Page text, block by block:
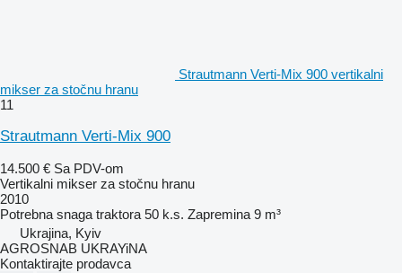
Strautmann Verti-Mix 900 vertikalni
mikser za stočnu hranu
11
Strautmann Verti-Mix 900
14.500 € Sa PDV-om
Vertikalni mikser za stočnu hranu
2010
Potrebna snaga traktora 50 k.s. Zapremina 9 m³
Ukrajina, Kyiv
AGROSNAB UKRAYiNA
Kontaktirajte prodavca